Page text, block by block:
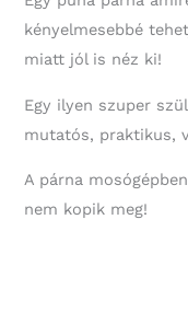
kényelmesebbé
miatt jól is néz ki!
Egy ilyen szuper
mutatós, praktikus,
A párna
nem kopik meg!